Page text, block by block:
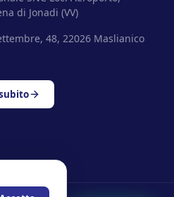
di Jonadi (VV)
48, 22026 Maslianico